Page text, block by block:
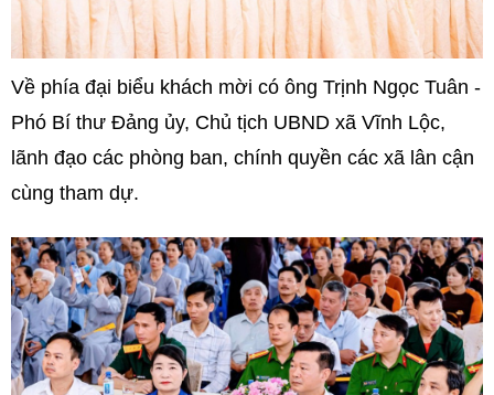
Về phía đại biểu khách mời có ông Trịnh Ngọc Tuân -
Phó Bí thư Đảng ủy, Chủ tịch UBND xã Vĩnh Lộc,
lãnh đạo các phòng ban, chính quyền các xã lân cận
cùng tham dự.